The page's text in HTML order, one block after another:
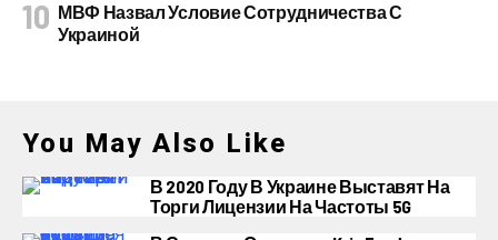
МВФ Назвал Условие Сотрудничества С
Украиной
You May Also Like
В 2020 Году В Украине Выставят На
Торги Лицензии На Частоты 5G